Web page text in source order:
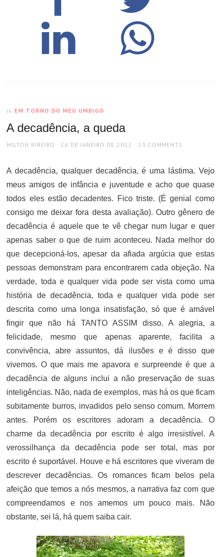
In EM TORNO DO MEU UMBIGO
A decadência, a queda
AUTHOR
MILTON RIBEIRO
POSTED
26 DE JANEIRO DE 2012 13 COMMENTS
A decadência, qualquer decadência, é uma lástima. Vejo
meus amigos de infância e juventude e acho que quase
todos eles estão decadentes. Fico triste. (É genial como
consigo me deixar fora desta avaliação). Outro gênero de
decadência é aquele que te vê chegar num lugar e quer
apenas saber o que de ruim aconteceu. Nada melhor do
que decepcioná-los, apesar da afiada argúcia que estas
pessoas demonstram para encontrarem cada objeção. Na
verdade, toda e qualquer vida pode ser vista como uma
história de decadência, toda e qualquer vida pode ser
descrita como uma longa insatisfação, só que é amável
fingir que não há TANTO ASSIM disso. A alegria, a
felicidade, mesmo que apenas aparente, facilita a
convivência, abre assuntos, dá ilusões e é disso que
vivemos. O que mais me apavora e surpreende é que a
decadência de alguns inclui a não preservação de suas
inteligências. Não, nada de exemplos, mas há os que ficam
subitamente burros, invadidos pelo senso comum. Morrem
antes. Porém os escritores adoram a decadência. O
charme da decadência por escrito é algo irresistível. A
verossilhança da decadência pode ser total, mas por
escrito é suportável. Houve e há escritores que viveram de
descrever decadências. Os romances ficam belos pela
afeição que temos a nós mesmos, a narrativa faz com que
compreendamos e nos amemos um pouco mais. Não
obstante, sei lá, há quem saiba cair.